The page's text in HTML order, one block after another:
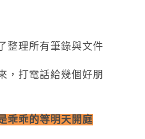
整理所有筆錄與文件
，打電話給幾個好朋
乖乖的等明天開庭